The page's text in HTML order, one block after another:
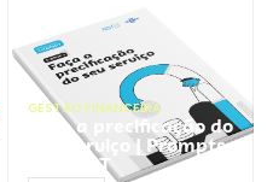
GESTÃO FINANCEIRA
Faça a precificação do
seu serviço | Prompts
ChatGPT